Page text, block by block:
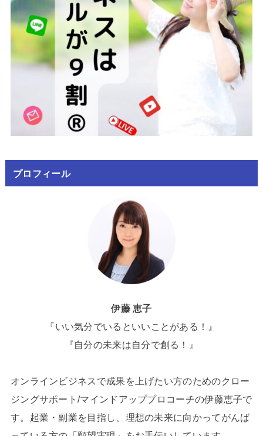
プロフィール
伊藤 恵子
『いい気分でいるといいことがある！』
『自分の未来は自分で創る！』
オンラインビジネスで成果を上げたい方のためのクロー
ジングサポート/マインドアッププロコーチの伊藤恵子で
す。起業・副業を目指し、理想の未来に向かってがんば